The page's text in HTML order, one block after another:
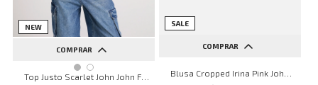
NEW
COMPRAR
PP P M G
SALE
COMPRAR
PP P M G GG